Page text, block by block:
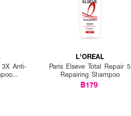
3X Anti-
L'OREAL
Paris Elseve Total Repair 5
Repairing Shampoo
฿179